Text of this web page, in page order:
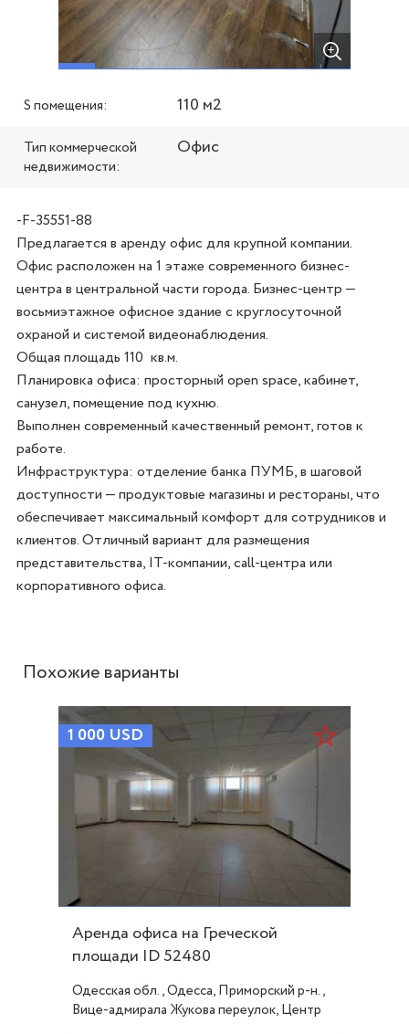
S помещения: 110 м2
Тип коммерческой
недвижимости:
Офис
-F-35551-88
Предлагается в аренду офис для крупной компании.
Офис расположен на 1 этаже современного бизнес-
центра в центральной части города. Бизнес-центр —
восьмиэтажное офисное здание с круглосуточной
охраной и системой видеонаблюдения.
Общая площадь 110  кв.м.
Планировка офиса: просторный open space, кабинет,
санузел, помещение под кухню.
Выполнен современный качественный ремонт, готов к
работе.
Инфраструктура: отделение банка ПУМБ, в шаговой
доступности — продуктовые магазины и рестораны, что
обеспечивает максимальный комфорт для сотрудников и
клиентов. Отличный вариант для размещения
представительства, IT-компании, call-центра или
корпоративного офиса.
Похожие варианты
1 000 USD
Аренда офиса на Греческой
площади ID 52480
Одесская обл., Одесса, Приморский р-н.,
Вице-адмирала Жукова переулок, Центр